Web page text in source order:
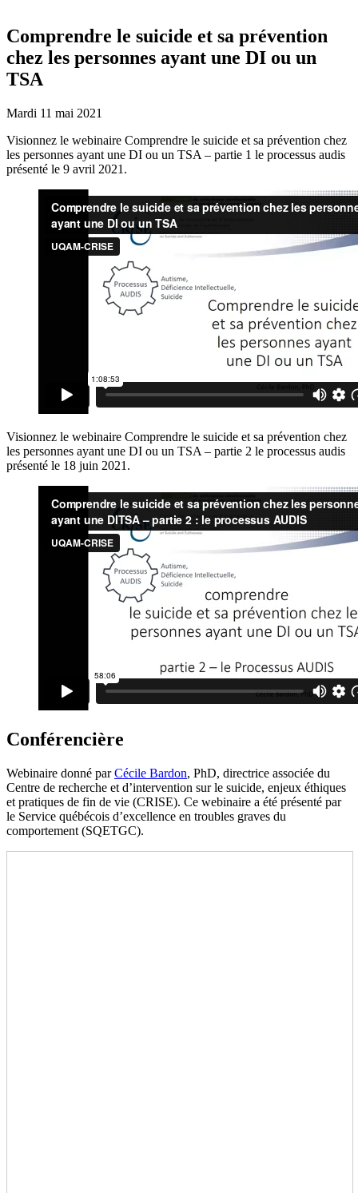
Comprendre le suicide et sa prévention
chez les personnes ayant une DI ou un
TSA
Mardi 11 mai 2021
Visionnez le webinaire Comprendre le suicide et sa prévention chez
les personnes ayant une DI ou un TSA – partie 1 le processus audis
présenté le 9 avril 2021.
Visionnez le webinaire Comprendre le suicide et sa prévention chez
les personnes ayant une DI ou un TSA – partie 2 le processus audis
présenté le 18 juin 2021.
Conférencière
Webinaire donné parCécile Bardon, PhD, directrice associée du
Centre de recherche et d’intervention sur le suicide, enjeux éthiques
et pratiques de fin de vie (CRISE). Ce webinaire a été présenté par
le Service québécois d’excellence en troubles graves du
comportement (SQETGC).